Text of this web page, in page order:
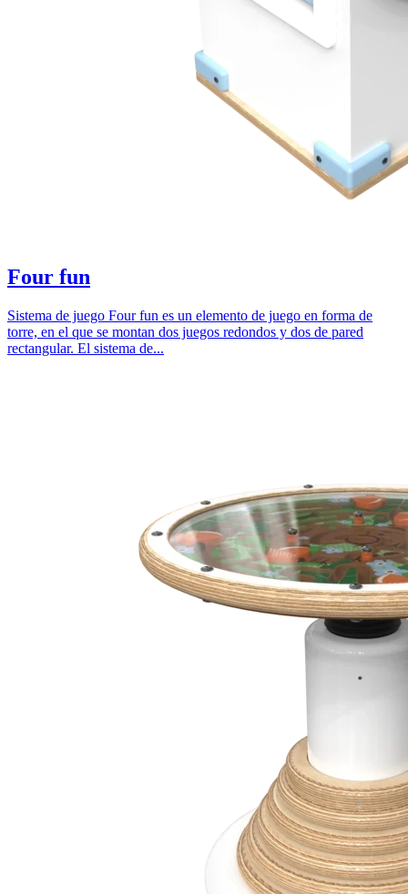
Four fun
Sistema de juego Four fun es un elemento de juego en forma de
torre, en el que se montan dos juegos redondos y dos de pared
rectangular. El sistema de...